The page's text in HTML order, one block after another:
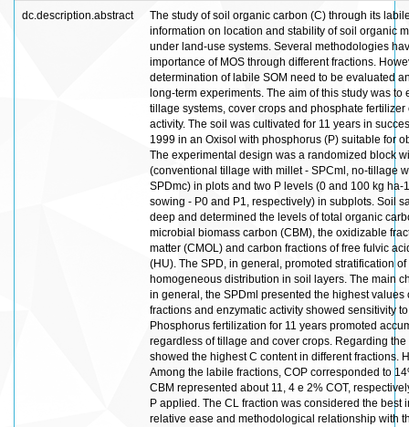
dc.description.abstract
The study of soil organic carbon (C) through its
information on location and stability of soil organic
under land-use systems. Several methodologies
importance of MOS through different fractions.
determination of labile SOM need to be evaluated
long-term experiments. The aim of this study was
tillage systems, cover crops and phosphate
activity. The soil was cultivated for 11 years in
1999 in an Oxisol with phosphorus (P) suitable for
The experimental design was a randomized block
(conventional tillage with millet - SPCml, no-tillage
SPDmc) in plots and two P levels (0 and 100 kg
sowing - P0 and P1, respectively) in subplots. Soil
deep and determined the levels of total organic
microbial biomass carbon (CBM), the oxidizable
matter (CMOL) and carbon fractions of free fulvic
(HU). The SPD, in general, promoted stratification
homogeneous distribution in soil layers. The main
in general, the SPDml presented the highest
fractions and enzymatic activity showed sensitivity
Phosphorus fertilization for 11 years promoted
regardless of tillage and cover crops. Regarding
showed the highest C content in different fractions.
Among the labile fractions, COP corresponded to
CBM represented about 11, 4 e 2% COT,
P applied. The CL fraction was considered the
relative ease and methodological relationship with